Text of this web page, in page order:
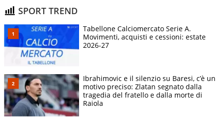
SPORT TREND
Tabellone Calciomercato Serie A.
Movimenti, acquisti e cessioni: estate
2026-27
Ibrahimovic e il silenzio su Baresi, c’è un
motivo preciso: Zlatan segnato dalla
tragedia del fratello e dalla morte di
Raiola